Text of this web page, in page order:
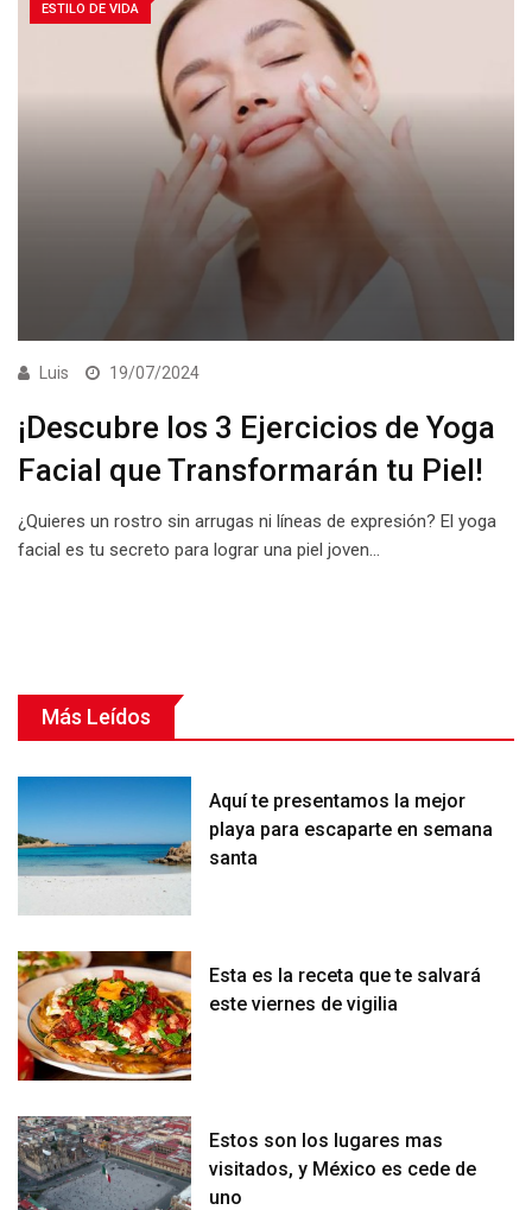
ESTILO DE VIDA
Luis 19/07/2024
¡Descubre los 3 Ejercicios de Yoga
Facial que Transformarán tu Piel!
¿Quieres un rostro sin arrugas ni líneas de expresión? El yoga
facial es tu secreto para lograr una piel joven…
Más Leídos
Aquí te presentamos la mejor
playa para escaparte en semana
santa
Esta es la receta que te salvará
este viernes de vigilia
Estos son los lugares mas
visitados, y México es cede de
uno